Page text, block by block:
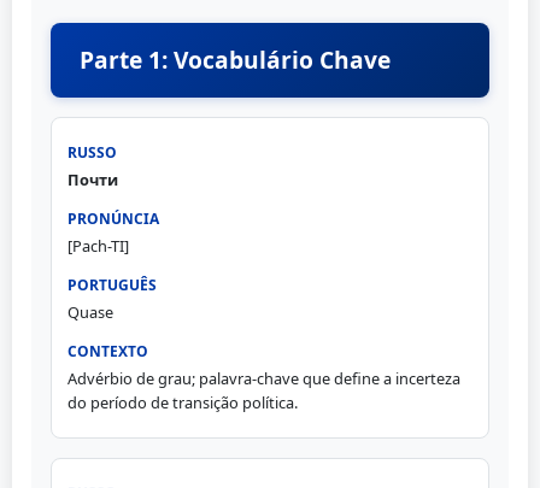
Parte 1: Vocabulário Chave
Почти
[Pach-TI]
Quase
Advérbio de grau; palavra-chave que define a incerteza
do período de transição política.